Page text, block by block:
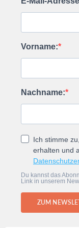
Vorname:
Nachname:
Ich stimme
erhalten und
Du kannst das
Link in unserem
ZUM